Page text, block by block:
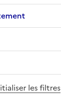
les filtres